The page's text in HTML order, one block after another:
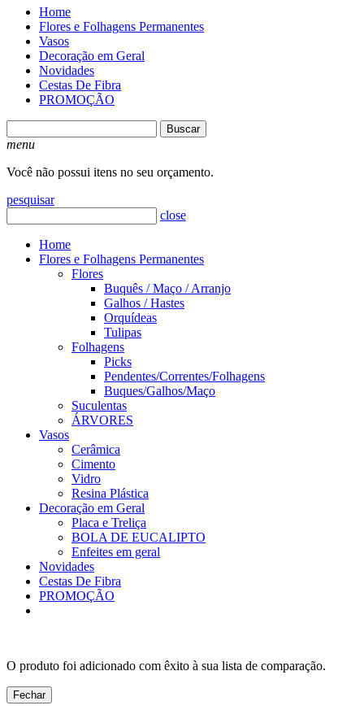
Home
Flores e Folhagens Permanentes
Vasos
Decoração em Geral
Novidades
Cestas De Fibra
PROMOÇÃO
Buscar
menu
Você não possui itens no seu orçamento.
pesquisar
close
Home
Flores e Folhagens Permanentes
Flores
Buquês / Maço / Arranjo
Galhos / Hastes
Orquídeas
Tulipas
Folhagens
Picks
Pendentes/Correntes/Folhagens
Buques/Galhos/Maço
Suculentas
ÁRVORES
Vasos
Cerâmica
Cimento
Vidro
Resina Plástica
Decoração em Geral
Placa e Treliça
BOLA DE EUCALIPTO
Enfeites em geral
Novidades
Cestas De Fibra
PROMOÇÃO
O produto foi adicionado com êxito à sua lista de comparação.
Fechar